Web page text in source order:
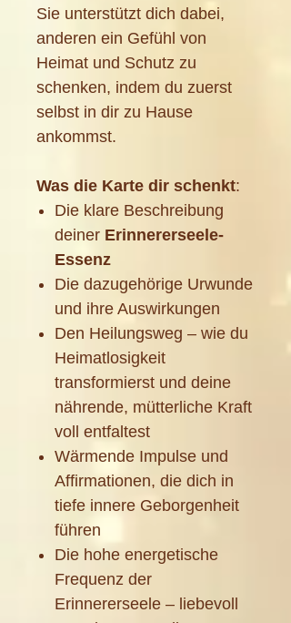
Sie unterstützt dich dabei,
anderen ein Gefühl von
Heimat und Schutz zu
schenken, indem du zuerst
selbst in dir zu Hause
ankommst.
Was die Karte dir schenkt:
Die klare Beschreibung
deiner Erinnererseele-
Essenz
Die dazugehörige Urwunde
und ihre Auswirkungen
Den Heilungsweg – wie du
Heimatlosigkeit
transformierst und deine
nährende, mütterliche Kraft
voll entfaltest
Wärmende Impulse und
Affirmationen, die dich in
tiefe innere Geborgenheit
führen
Die hohe energetische
Frequenz der
Erinnererseele – liebevoll